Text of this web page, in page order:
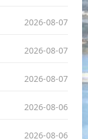
2026-08-07
2026-08-07
2026-08-07
2026-08-06
2026-08-06